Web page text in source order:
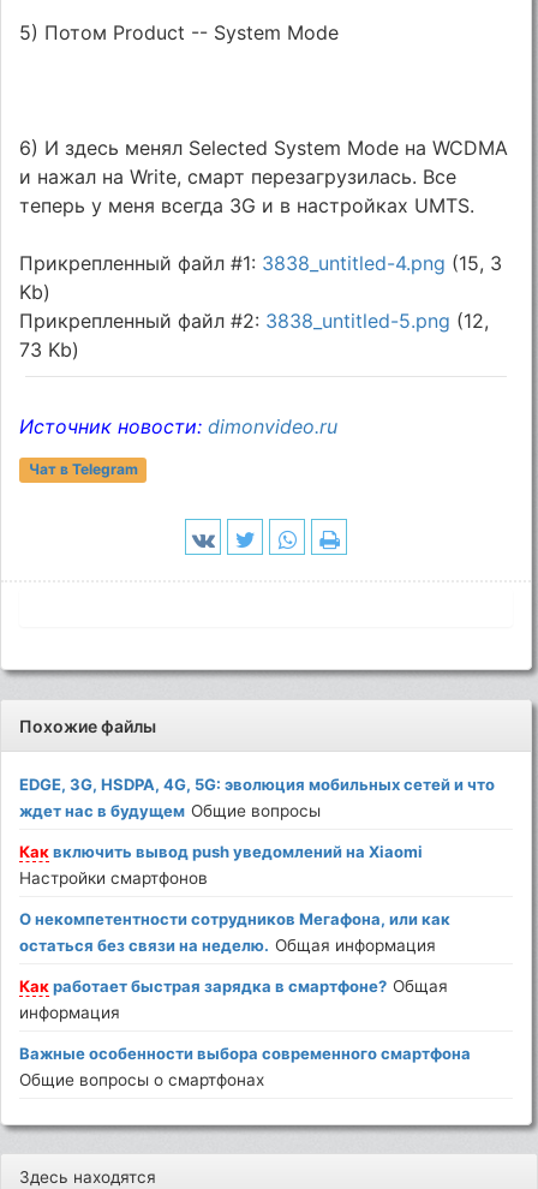
5) Потом Product -- System Mode
6) И здесь менял Selected System Mode на WCDMA
и нажал на Write, смарт перезагрузилась. Все
теперь у меня всегда 3G и в настройках UMTS.
Прикрепленный файл #1: 3838_untitled-4.png (15, 3
Kb)
Прикрепленный файл #2: 3838_untitled-5.png (12,
73 Kb)
Источник новости:dimonvideo.ru
Чат в Telegram
Похожие файлы
EDGE, 3G, HSDPA, 4G, 5G: эволюция мобильных сетей и что
ждет нас в будущем Общие вопросы
Каквключить вывод push уведомлений на Xiaomi
Настройки смартфонов
О некомпетентности сотрудников Мегафона, или как
остаться без связи на неделю. Общая информация
Какработает быстрая зарядка в смартфоне? Общая
информация
Важные особенности выбора современного смартфона
Общие вопросы о смартфонах
Здесь находятся